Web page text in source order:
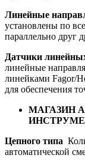
Линейные
установлены по
параллельно друг
Датчики
линейные
линейками Fagor/
для обеспечения
МАГАЗИН
Цепного типа
автоматической